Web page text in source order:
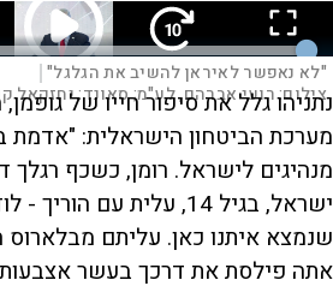
P
l
a
L
a
d
e
1
.
3
S
k
i
p
v
d
e
o
w
d
F
u
l
s
c
e
e
"לא נאפשר לאיראן להשיב את הגלגל"
צילום: רועי אברהם, לע"מ; סאונד: יחזקאל
נתניהו גלל את סיפור חייו של
מערכת הביטחון הישראלית: "אדמת
מנהיגים לישראל. רומן, כשכף
ישראל, בגיל 14, עלית עם
שנמצא איתנו כאן. עליתם מבלארוס
אתה פילסת את דרכך בעשר